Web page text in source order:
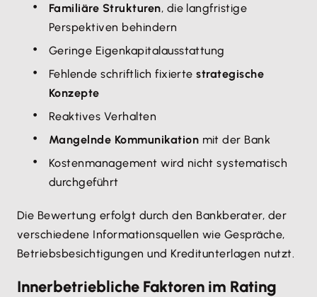
Familiäre Strukturen, die langfristige
Perspektiven behindern
Geringe Eigenkapitalausstattung
Fehlende schriftlich fixiertestrategische
Konzepte
Reaktives Verhalten
Mangelnde Kommunikation mit der Bank
Kostenmanagement wird nicht systematisch
durchgeführt
Die Bewertung erfolgt durch den Bankberater, der
verschiedene Informationsquellen wie Gespräche,
Betriebsbesichtigungen und Kreditunterlagen nutzt.
Innerbetriebliche Faktoren im Rating